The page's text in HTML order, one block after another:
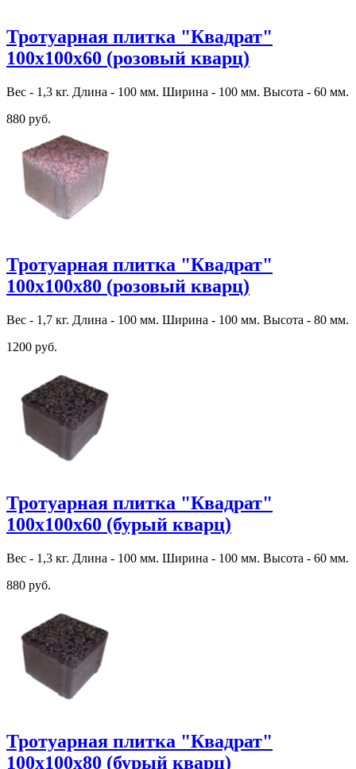
Тротуарная плитка "Квадрат"
100х100х60 (розовый кварц)
Вес - 1,3 кг. Длина - 100 мм. Ширина - 100 мм. Высота - 60 мм.
880 руб.
Тротуарная плитка "Квадрат"
100х100х80 (розовый кварц)
Вес - 1,7 кг. Длина - 100 мм. Ширина - 100 мм. Высота - 80 мм.
1200 руб.
Тротуарная плитка "Квадрат"
100х100х60 (бурый кварц)
Вес - 1,3 кг. Длина - 100 мм. Ширина - 100 мм. Высота - 60 мм.
880 руб.
Тротуарная плитка "Квадрат"
100х100х80 (бурый кварц)